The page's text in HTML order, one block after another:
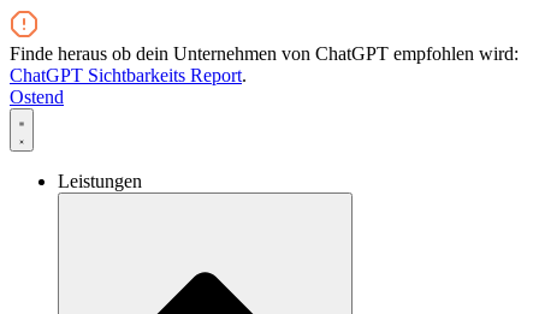
Zum
Inhalt
wechseln
Finde heraus ob dein Unternehmen von ChatGPT empfohlen wird:
ChatGPT Sichtbarkeits Report.
Ostend
Leistungen